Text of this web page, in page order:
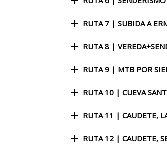
RUTA 7 | SUBIDA A
RUTA 8 |
RUTA 9 | MTB POR
RUTA 10 | CUEVA
RUTA 11 | CAUDETE,
RUTA 12 | CAUDETE,